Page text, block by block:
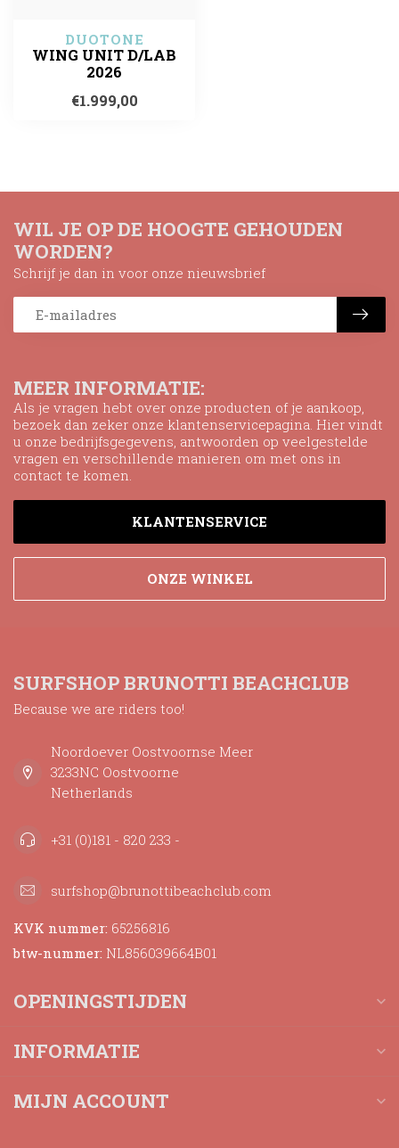
DUOTONE
WING UNIT D/LAB
2026
€1.999,00
MEER INFORMATIE:
Als je vragen hebt over onze producten of je aankoop,
bezoek dan zeker onze klantenservicepagina. Hier vindt
u onze bedrijfsgegevens, antwoorden op veelgestelde
vragen en verschillende manieren om met ons in
contact te komen.
KLANTENSERVICE
ONZE WINKEL
WIL JE OP DE HOOGTE GEHOUDEN
WORDEN?
Schrijf je dan in voor onze nieuwsbrief
SURFSHOP BRUNOTTI BEACHCLUB
Because we are riders too!
Noordoever Oostvoornse Meer
3233NC Oostvoorne
Netherlands
+31 (0)181 - 820 233 -
surfshop@brunottibeachclub.com
KVK nummer: 65256816
btw-nummer: NL856039664B01
OPENINGSTIJDEN
INFORMATIE
MIJN ACCOUNT